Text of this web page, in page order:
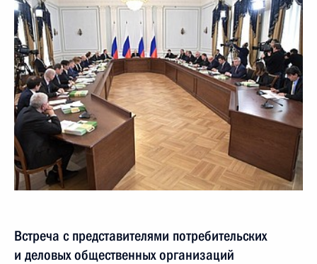
Встреча с представителями потребительских
и деловых общественных организаций